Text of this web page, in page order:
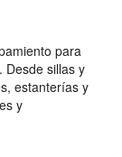
para
Desde sillas y
estanterías y
y